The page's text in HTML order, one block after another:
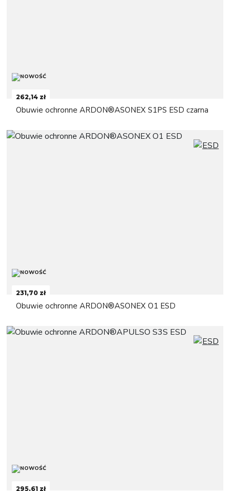
262,14 zł
Obuwie ochronne ARDON®ASONEX S1PS ESD czarna
231,70 zł
Obuwie ochronne ARDON®ASONEX O1 ESD
295,61 zł